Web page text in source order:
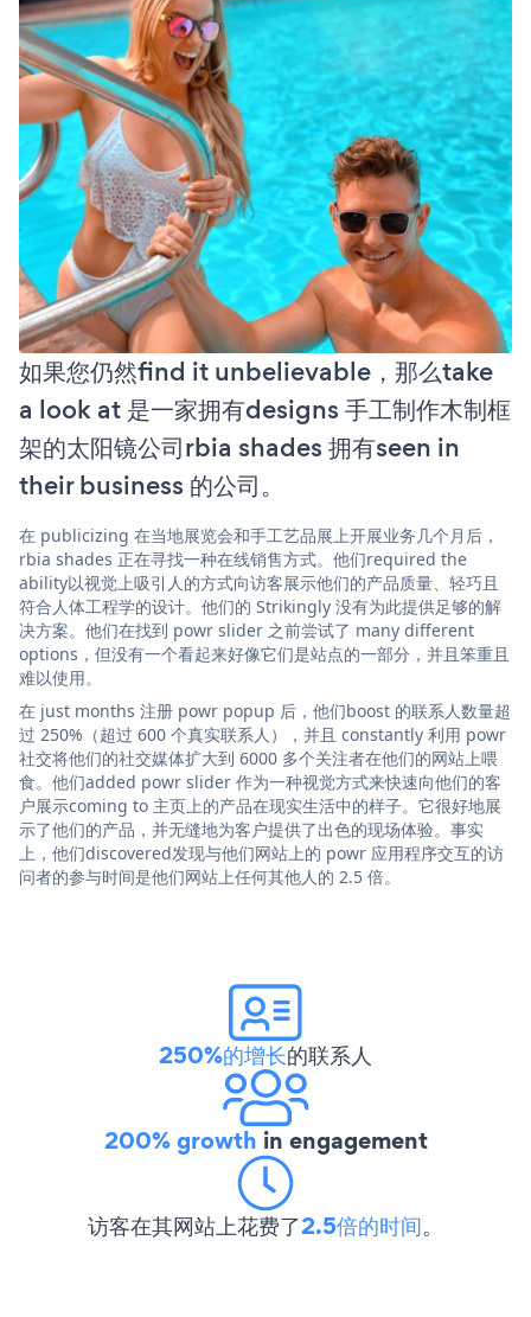
如果您仍然find it unbelievable，那么take
a look at 是一家拥有designs 手工制作木制框
架的太阳镜公司rbia shades 拥有seen in
their business 的公司。
在 publicizing 在当地展览会和手工艺品展上开展业务几个月后，
rbia shades 正在寻找一种在线销售方式。他们required the
ability以视觉上吸引人的方式向访客展示他们的产品质量、轻巧且
符合人体工程学的设计。他们的 Strikingly 没有为此提供足够的解
决方案。他们在找到 powr slider 之前尝试了 many different
options，但没有一个看起来好像它们是站点的一部分，并且笨重且
难以使用。
在 just months 注册 powr popup 后，他们boost 的联系人数量超
过 250%（超过 600 个真实联系人），并且 constantly 利用 powr
社交将他们的社交媒体扩大到 6000 多个关注者在他们的网站上喂
食。他们added powr slider 作为一种视觉方式来快速向他们的客
户展示coming to 主页上的产品在现实生活中的样子。它很好地展
示了他们的产品，并无缝地为客户提供了出色的现场体验。事实
上，他们discovered发现与他们网站上的 powr 应用程序交互的访
问者的参与时间是他们网站上任何其他人的 2.5 倍。
250%的增长的联系人
200% growth in engagement
访客在其网站上花费了2.5倍的时间。